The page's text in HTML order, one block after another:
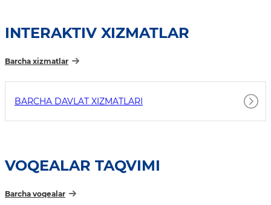
INTERAKTIV XIZMATLAR
Barcha xizmatlar
BARCHA DAVLAT XIZMATLARI
VOQEALAR TAQVIMI
Barcha voqealar